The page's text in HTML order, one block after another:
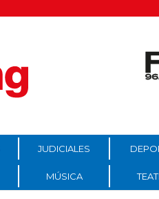
JUDICIALES
MÚSICA